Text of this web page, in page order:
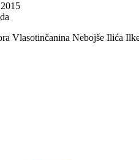
Vlasotinčanina Nebojše Ilića